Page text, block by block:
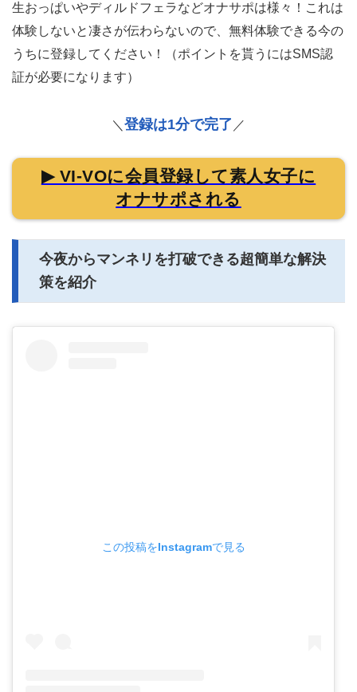
生おっぱいやディルドフェラなどオナサポは様々！これは
体験しないと凄さが伝わらないので、無料体験できる今の
うちに登録してください！（ポイントを貰うにはSMS認
証が必要になります）
＼ 登録は1分で完了 ／
▶ VI-VOに会員登録して素人女子に
オナサポされる
今夜からマンネリを打破できる超簡単な解決
策を紹介
この投稿をInstagramで見る